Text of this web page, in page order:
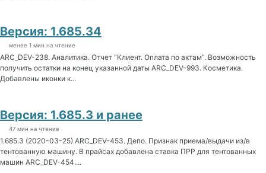
Версия: 1.685.34
менее 1 мин на чтение
ARC_DEV-238. Аналитика. Отчет “Клиент. Оплата по актам”. Возможность
получить остатки на конец указанной даты ARC_DEV-993. Косметика.
Добавлены иконки к...
Версия: 1.685.3 и ранее
47 мин на чтение
1.685.3 (2020-03-25) ARC_DEV-453. Депо. Признак приема/выдачи из/в
тентованную машину. В прайсах добавлена ставка ПРР для тентованных
машин ARC_DEV-454....